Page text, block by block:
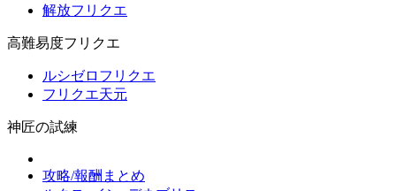
解放フリクエ
高難易度フリクエ
ルシゼロフリクエ
フリクエ天元
神匠の試練
攻略/報酬まとめ